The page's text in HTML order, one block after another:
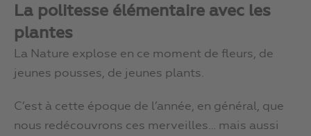
La politesse élémentaire avec les
plantes
La Nature explose en ce moment de fleurs, de
jeunes pousses, de jeunes plants.
C’est à cette époque de l’année, en général, que
nous redécouvrons ces merveilles… mais aussi